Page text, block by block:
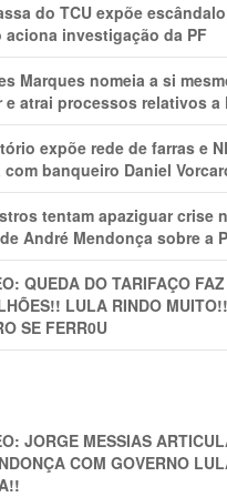
do TCU expõe
aciona investigação da PF
Marques nomeia a si
e atrai processos relativos
expõe rede de farras e
com banqueiro Daniel
tentam apaziguar crise
André Mendonça sobre a
QUEDA DO TARIFAÇO
LULA RINDO
SE FERR0U
JORGE MESSIAS
COM GOVERNO